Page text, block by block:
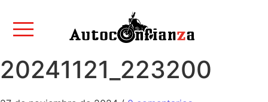
20241121_223200